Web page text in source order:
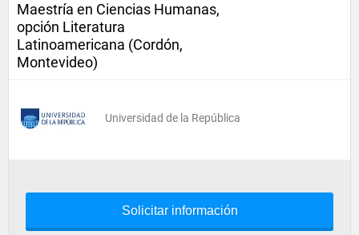
Maestría en Ciencias Humanas,
opción Literatura
Latinoamericana (Cordón,
Montevideo)
Universidad de la República
Solicitar información